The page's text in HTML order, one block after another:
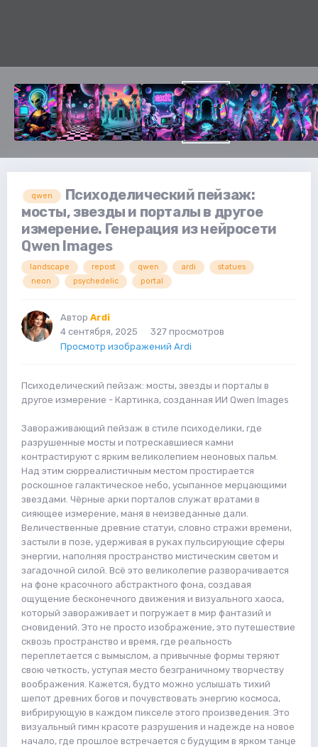
qwen
Психоделический пейзаж:
мосты, звезды и порталы в другое
измерение. Генерация из нейросети
Qwen Images
landscape repost qwen ardi
statues
neon
psychedelic portal
Автор Ardi
4 сентября, 2025
327 просмотров
Просмотр изображений Ardi
Психоделический пейзаж: мосты, звезды и порталы в
другое измерение - Картинка, созданная ИИ Qwen Images
Завораживающий пейзаж в стиле психоделики, где
разрушенные мосты и потрескавшиеся камни
контрастируют с ярким великолепием неоновых пальм.
Над этим сюрреалистичным местом простирается
роскошное галактическое небо, усыпанное мерцающими
звездами. Чёрные арки порталов служат вратами в
сияющее измерение, маня в неизведанные дали.
Величественные древние статуи, словно стражи времени,
застыли в позе, удерживая в руках пульсирующие сферы
энергии, наполняя пространство мистическим светом и
загадочной силой. Всё это великолепие разворачивается
на фоне красочного абстрактного фона, создавая
ощущение бесконечного движения и визуального хаоса,
который завораживает и погружает в мир фантазий и
сновидений. Это не просто изображение, это путешествие
сквозь пространство и время, где реальность
переплетается с вымыслом, а привычные формы теряют
свою четкость, уступая место безграничному творчеству
воображения. Кажется, будто можно услышать тихий
шепот древних богов и почувствовать энергию космоса,
вибрирующую в каждом пикселе этого произведения. Это
визуальный гимн красоте разрушения и надежде на новое
начало, где прошлое встречается с будущим в ярком танце